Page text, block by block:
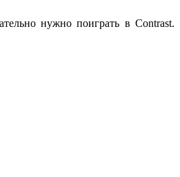
нужно поиграть в Contrast.